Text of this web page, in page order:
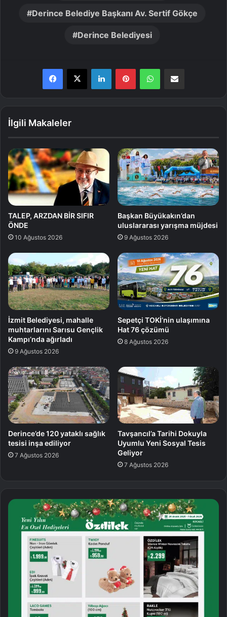
Derince Belediye Başkanı Av. Sertif Gökçe
Derince Belediyesi
İlgili Makaleler
TALEP, ARZDAN BİR SIFIR
ÖNDE
10 Ağustos 2026
Başkan Büyükakın’dan
uluslararası yarışma müjdesi
9 Ağustos 2026
İzmit Belediyesi, mahalle
muhtarlarını Sarısu Gençlik
Kampı’nda ağırladı
9 Ağustos 2026
Sepetçi TOKİ’nin ulaşımına
Hat 76 çözümü
8 Ağustos 2026
Derince’de 120 yataklı sağlık
tesisi inşa ediliyor
7 Ağustos 2026
Tavşancıl’a Tarihi Dokuyla
Uyumlu Yeni Sosyal Tesis
Geliyor
7 Ağustos 2026